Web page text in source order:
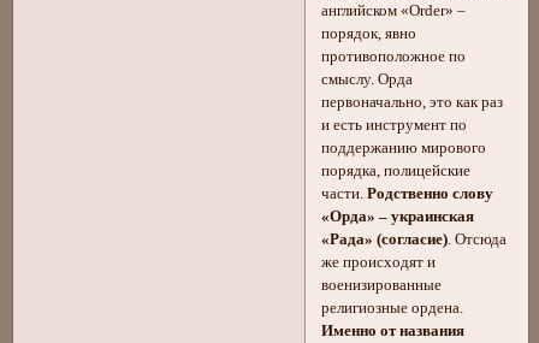
английском «Order» –
порядок, явно
противоположное по
смыслу. Орда
первоначально, это как раз
и есть инструмент по
поддержанию мирового
порядка, полицейские
части.Родственно слову
«Орда» – украинская
«Рада» (согласие). Отсюда
же происходят и
военизированные
религиозные ордена.
Именно от названия